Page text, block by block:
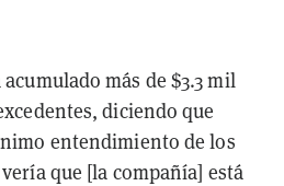
más de $3.3 mil
diciendo que
entendimiento de los
que [la compañía] está